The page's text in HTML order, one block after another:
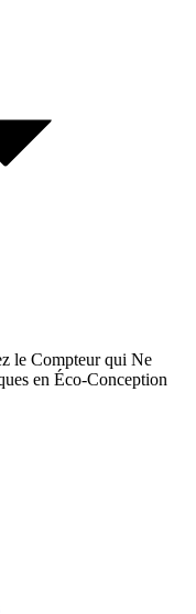
le Compteur qui Ne
en Éco-Conception